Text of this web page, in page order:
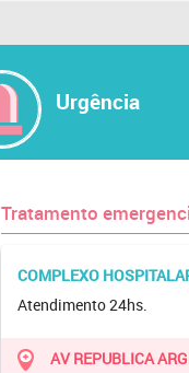
Urgência
Tratamento
COMPLEXO
Atendimento 24hs.
AV REPUBLICA